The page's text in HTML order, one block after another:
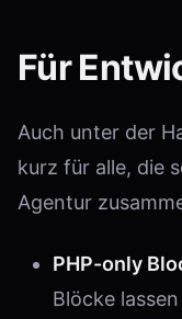
Für
Auch unter der
kurz für alle, die
Agentur
PHP-only
Blöcke